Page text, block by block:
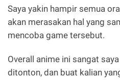
Saya yakin hampir semua
akan merasakan hal yang
mencoba game tersebut.
Overall anime ini sangat
ditonton, dan buat kalian